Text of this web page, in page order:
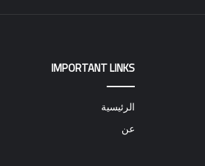
IMPORTANT LINKS
الرئيسية
عن